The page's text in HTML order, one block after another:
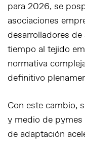
para 2026, se
asociaciones
desarrolladores
tiempo al tejido
normativa
definitivo
Con este cambio,
y medio de
de adaptación